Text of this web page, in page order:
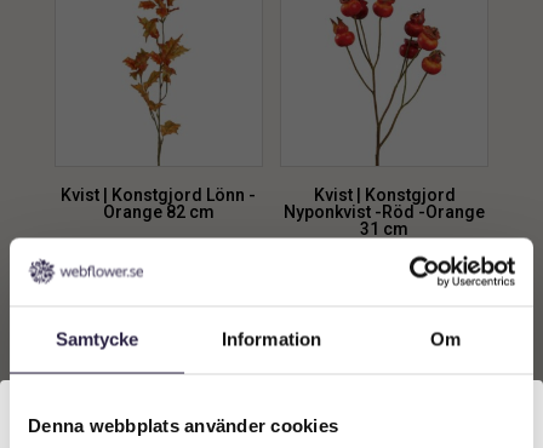
Samtycke Information Om
Denna webbplats använder cookies
Kvist | Konstgjord Lönn -
Orange 82 cm
varukorg
Kvist | Konstgjord
Nyponkvist -Röd -Orange
31 cm
69kr